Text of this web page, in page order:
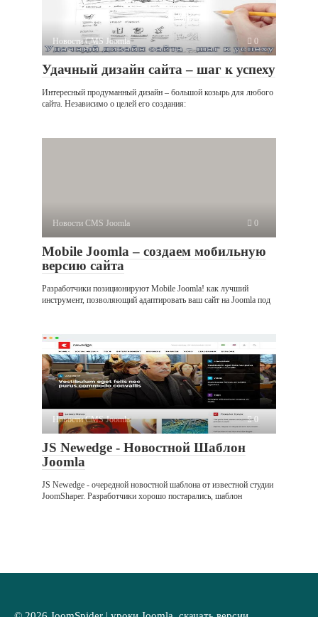
Новости CMS Joomla 0
Удачный дизайн сайта – шаг к успеху
Интересный продуманный дизайн – большой козырь для любого
сайта. Независимо о целей его создания:
Новости CMS Joomla 0
Mobile Joomla – создаем мобильную
версию сайта
Разработчики позиционируют Mobile Joomla! как лучший
инструмент, позволяющий адаптировать ваш сайт на Joomla под
Новости CMS Joomla 0
JS Newedge - Новостной Шаблон
Joomla
JS Newedge - очередной новостной шаблона от известной студии
JoomShaper. Разработчики хорошо постарались, шаблон